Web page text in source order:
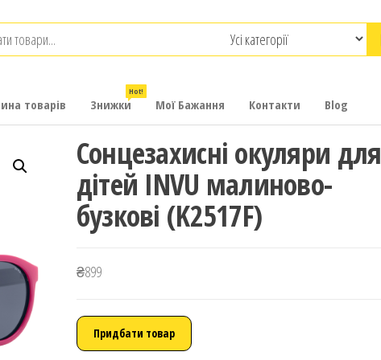
товарів Знижки
Hot!
Мої Бажання Контакти Blog
Сонцезахисні окуляри для
дітей INVU малиново-
бузкові (K2517F)
₴899
Придбати товар